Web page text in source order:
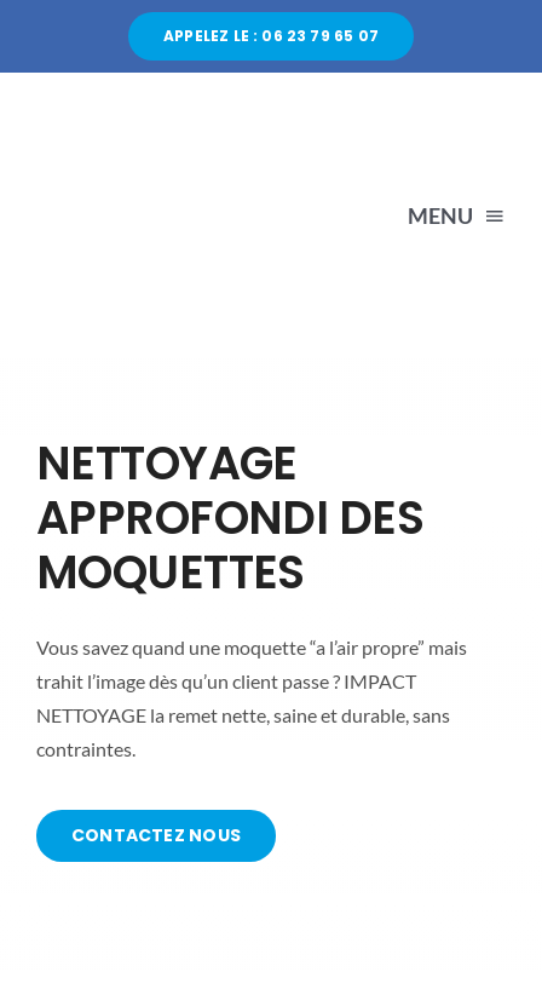
APPELEZ LE : 06 23 79 65 07
MENU
NETTOYAGE
APPROFONDI DES
MOQUETTES
Vous savez quand une moquette “a l’air propre” mais
trahit l’image dès qu’un client passe ? IMPACT
NETTOYAGE la remet nette, saine et durable, sans
contraintes.
CONTACTEZ NOUS